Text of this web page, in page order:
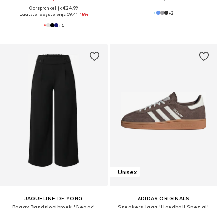
Oorspronkelijk: €24,99
Laatste laagste prijs:€9,41-15%
+4
+2
JAQUELINE DE YONG
Baggy Bandplooibroek 'Geggo'
Unisex
ADIDAS ORIGINALS
Sneakers laag 'Handball Spezial'